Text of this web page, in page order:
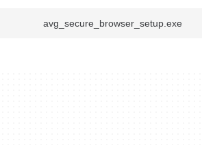
avg_secure_browser_setup.exe